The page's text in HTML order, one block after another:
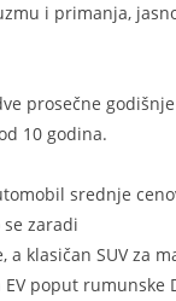
i primanja,
prosečne
10 godina.
srednje
se zaradi
a klasičan SUV za
poput rumunske